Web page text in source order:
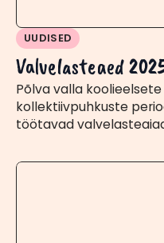
Valvelasteaed
UUDISED
Põlva valla
kollektiivpuhkuste
töötavad